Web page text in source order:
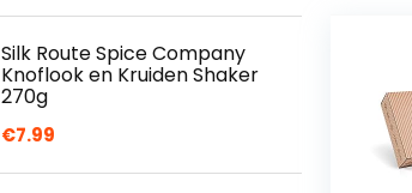
Silk Route Spice Company
Knoflook en Kruiden Shaker
270g
€7.99